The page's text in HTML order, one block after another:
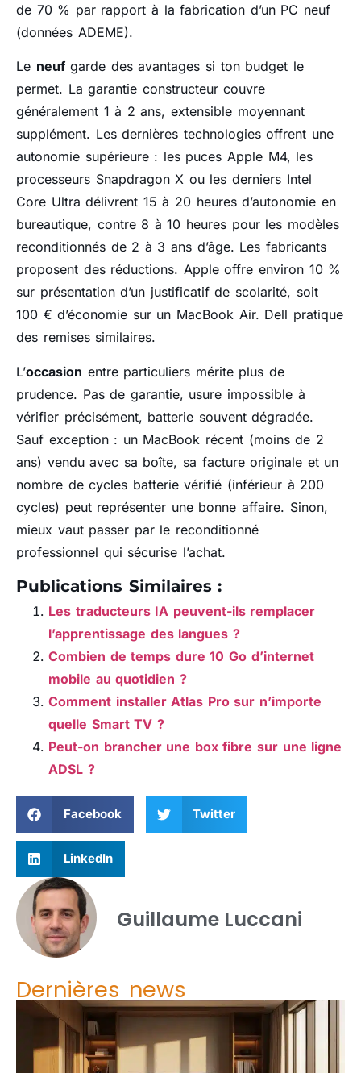
de 70 % par rapport à la fabrication d’un PC neuf
(données ADEME).
Le neufgarde des avantages si ton budget le
permet. La garantie constructeur couvre
généralement 1 à 2 ans, extensible moyennant
supplément. Les dernières technologies offrent une
autonomie supérieure : les puces Apple M4, les
processeurs Snapdragon X ou les derniers Intel
Core Ultra délivrent 15 à 20 heures d’autonomie en
bureautique, contre 8 à 10 heures pour les modèles
reconditionnés de 2 à 3 ans d’âge. Les fabricants
proposent des réductions. Apple offre environ 10 %
sur présentation d’un justificatif de scolarité, soit
100 € d’économie sur un MacBook Air. Dell pratique
des remises similaires.
L’occasion entre particuliers mérite plus de
prudence. Pas de garantie, usure impossible à
vérifier précisément, batterie souvent dégradée.
Sauf exception : un MacBook récent (moins de 2
ans) vendu avec sa boîte, sa facture originale et un
nombre de cycles batterie vérifié (inférieur à 200
cycles) peut représenter une bonne affaire. Sinon,
mieux vaut passer par le reconditionné
professionnel qui sécurise l’achat.
Publications Similaires :
Les traducteurs IA peuvent-ils remplacer
l’apprentissage des langues ?
Combien de temps dure 10 Go d’internet
mobile au quotidien ?
Comment installer Atlas Pro sur n’importe
quelle Smart TV ?
Peut-on brancher une box fibre sur une ligne
ADSL ?
Facebook Twitter
LinkedIn
Guillaume Luccani
Dernières news